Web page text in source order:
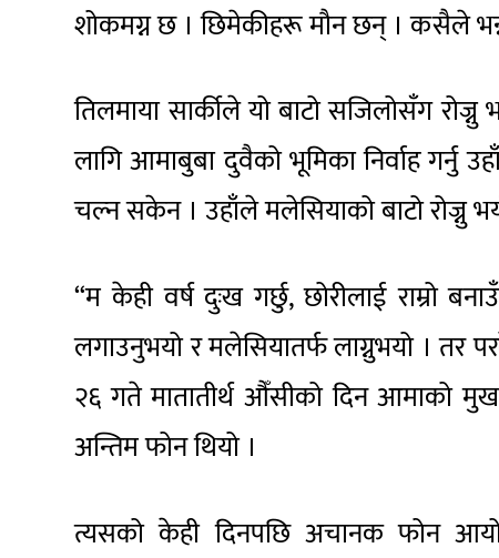
शोकमग्न छ । छिमेकीहरू मौन छन् । कसैले
तिलमाया सार्कीले यो बाटो सजिलोसँग
लागि आमाबुबा दुवैको भूमिका निर्वाह गर्नु
चल्न सकेन । उहाँले मलेसियाको बाटो रोज्नु
“म केही वर्ष दुःख गर्छु, छोरीलाई राम्रो
लगाउनुभयो र मलेसियातर्फ लाग्नुभयो । तर
२६ गते मातातीर्थ औँसीको दिन आमाको
अन्तिम फोन थियो ।
त्यसको केही दिनपछि अचानक फोन